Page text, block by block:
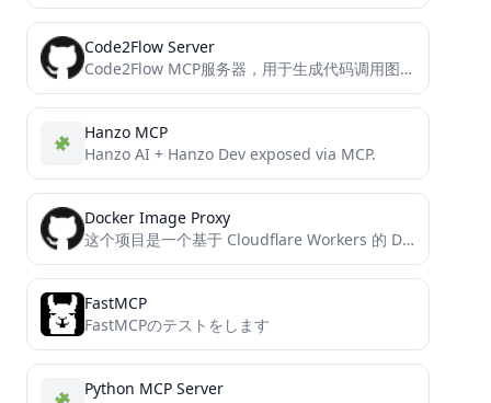
Code2Flow Server
Code2Flow MCP服务器，用于生成代码调用图并通过MCP协议提供服务
Hanzo MCP
Hanzo AI + Hanzo Dev exposed via MCP.
Docker Image Proxy
这个项目是一个基于 Cloudflare Workers 的 Docker 镜像代理工具。它能够中转对 Docker 官方镜像仓库的请求，解决一些访问限制和加速访问的问题。
FastMCP
FastMCPのテストをします
Python MCP Server